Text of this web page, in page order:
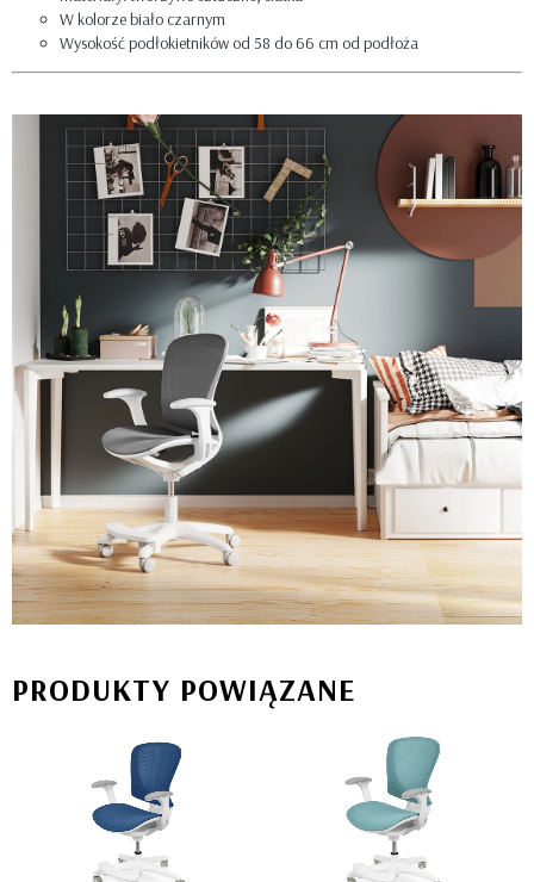
W kolorze biało czarnym
Wysokość podłokietników od 58 do 66 cm od podłoża
PRODUKTY POWIĄZANE